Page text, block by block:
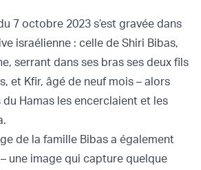
7 octobre 2023 s’est gravée dans
israélienne : celle de Shiri Bibas,
serrant dans ses bras ses deux fils
et Kfir, âgé de neuf mois – alors
Hamas les encerclaient et les
de la famille Bibas a également
une image qui capture quelque